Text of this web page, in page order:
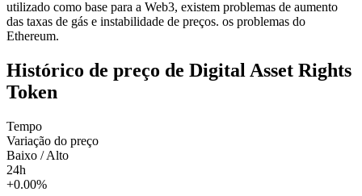
utilizado como base para a Web3, existem problemas de aumento
das taxas de gás e instabilidade de preços. os problemas do
Ethereum.
Histórico de preço de Digital Asset Rights
Token
Tempo
Variação do preço
Baixo / Alto
24h
+0.00%